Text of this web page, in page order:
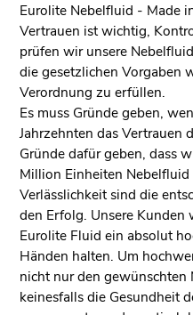
Eurolite Nebelfluid - Made
Vertrauen ist wichtig,
prüfen wir unsere
die gesetzlichen Vorgaben
Verordnung zu erfüllen.
Es muss Gründe geben,
Jahrzehnten das Vertrauen
Gründe dafür geben, dass
Million Einheiten
Verlässlichkeit sind die
den Erfolg. Unsere Kunden
Eurolite Fluid ein absolut
Händen halten. Um
nicht nur den gewünschten
keinesfalls die Gesundheit